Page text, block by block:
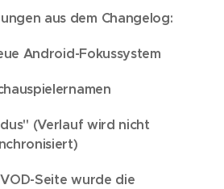
aus dem Changelog:
Android-Fokussystem
(Verlauf wird nicht
Seite wurde die